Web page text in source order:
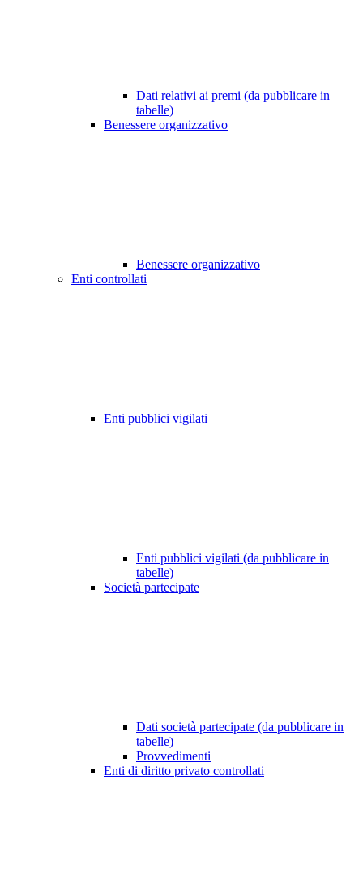
Dati relativi ai premi (da pubblicare in
tabelle)
Benessere organizzativo
Benessere organizzativo
Enti controllati
Enti pubblici vigilati
Enti pubblici vigilati (da pubblicare in
tabelle)
Società partecipate
Dati società partecipate (da pubblicare in
tabelle)
Provvedimenti
Enti di diritto privato controllati